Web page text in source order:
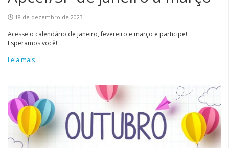
18 de dezembro de 2023
Acesse o calendário de janeiro, fevereiro e março e participe!
Esperamos você!
Leia mais